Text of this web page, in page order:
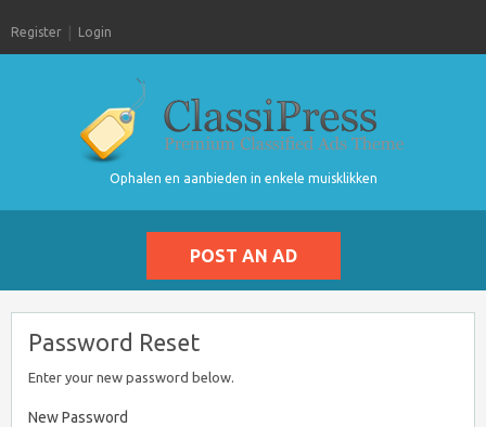
Register Login
Ophalen en aanbieden in enkele muisklikken
POST AN AD
Password Reset
Enter your new password below.
New Password